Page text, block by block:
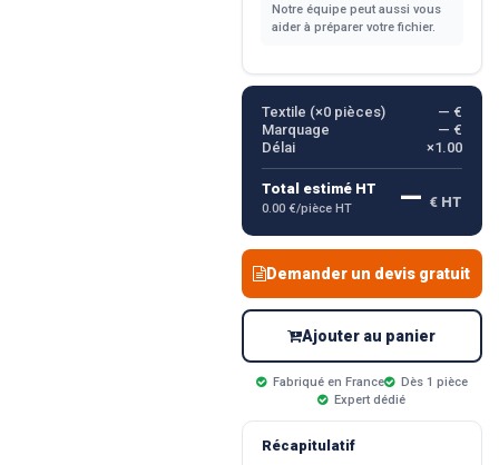
Notre équipe peut aussi vous
aider à préparer votre fichier.
Textile (×0pièces)
— €
Marquage
— €
Délai
×1.00
Total estimé HT
0.00 €/pièce HT — € HT
Demander un devis gratuit
Ajouter au panier
Fabriqué en France
Dès 1 pièce
Expert dédié
Récapitulatif